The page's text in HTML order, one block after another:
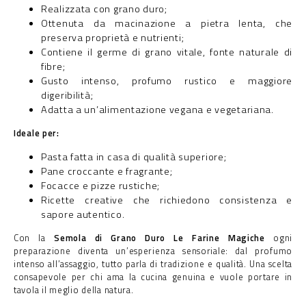
Realizzata con grano duro;
Ottenuta da macinazione a pietra lenta, che
preserva proprietà e nutrienti;
Contiene il germe di grano vitale, fonte naturale di
fibre;
Gusto intenso, profumo rustico e maggiore
digeribilità;
Adatta a un’alimentazione vegana e vegetariana.
Ideale per:
Pasta fatta in casa di qualità superiore;
Pane croccante e fragrante;
Focacce e pizze rustiche;
Ricette creative che richiedono consistenza e
sapore autentico.
Con laSemola di Grano Duro Le Farine Magiche ogni
preparazione diventa un’esperienza sensoriale: dal profumo
intenso all’assaggio, tutto parla di tradizione e qualità. Una scelta
consapevole per chi ama la cucina genuina e vuole portare in
tavola il meglio della natura.